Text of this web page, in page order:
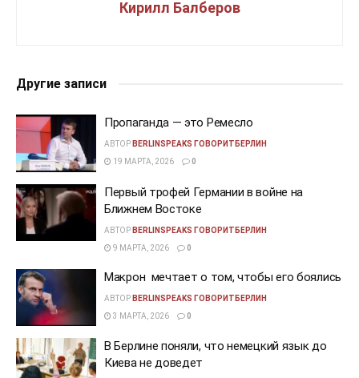
Кирилл Балберов
Другие записи
Пропаганда — это Ремесло
АВТОР BERLINSPEAKS ГОВОРИТБЕРЛИН
19 МАРТА, 2026
0
Первый трофей Германии в войне на
Ближнем Востоке
АВТОР BERLINSPEAKS ГОВОРИТБЕРЛИН
9 МАРТА, 2026
0
Макрон мечтает о том, чтобы его боялись
АВТОР BERLINSPEAKS ГОВОРИТБЕРЛИН
3 МАРТА, 2026
0
В Берлине поняли, что немецкий язык до
Киева не доведет